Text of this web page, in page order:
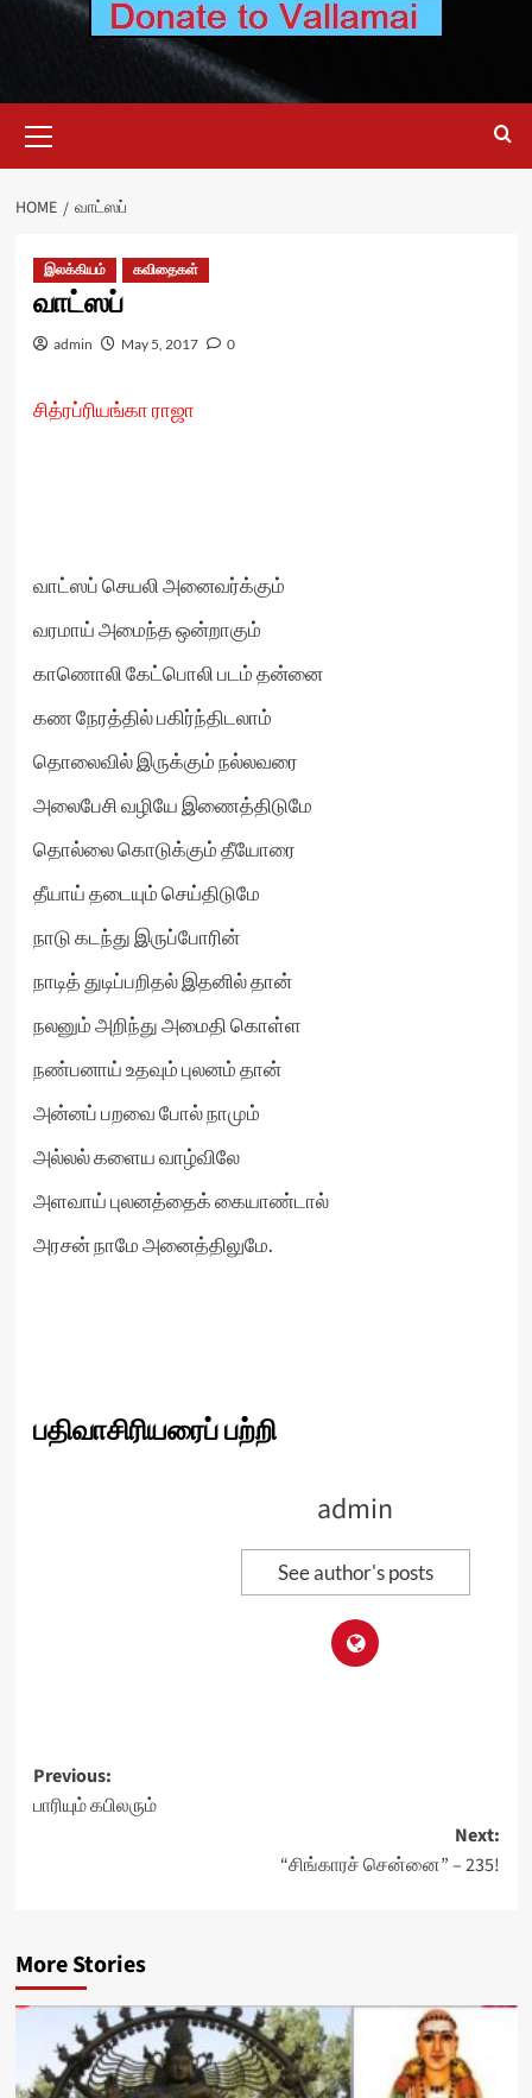
Menu
HOME வாட்ஸப்
இலக்கியம் கவிதைகள்
வாட்ஸப்
admin May 5, 2017 0
சித்ரப்ரியங்கா ராஜா
வாட்ஸப் செயலி அனைவர்க்கும்
வரமாய் அமைந்த ஒன்றாகும்
காணொலி கேட்பொலி படம் தன்னை
கண நேரத்தில் பகிர்ந்திடலாம்
தொலைவில் இருக்கும் நல்லவரை
அலைபேசி வழியே இணைத்திடுமே
தொல்லை கொடுக்கும் தீயோரை
தீயாய் தடையும் செய்திடுமே
நாடு கடந்து இருப்போரின்
நாடித் துடிப்பறிதல் இதனில் தான்
நலனும் அறிந்து அமைதி கொள்ள
நண்பனாய் உதவும் புலனம் தான்
அன்னப் பறவை போல் நாமும்
அல்லல் களைய வாழ்விலே
அளவாய் புலனத்தைக் கையாண்டால்
அரசன் நாமே அனைத்திலுமே.
பதிவாசிரியரைப் பற்றி
admin
See author's posts
Post
navigation
Previous:
பாரியும் கபிலரும்
Next:
“சிங்காரச் சென்னை” – 235!
More Stories